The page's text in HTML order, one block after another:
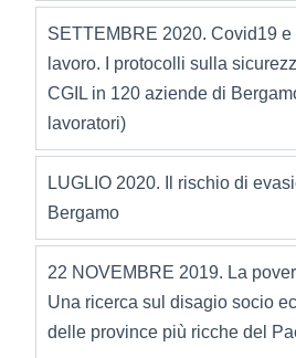
SETTEMBRE 2020. Covid19 e
lavoro. I protocolli sulla
CGIL in 120 aziende di
lavoratori)
LUGLIO 2020. Il rischio di
Bergamo
22 NOVEMBRE 2019. La
Una ricerca sul disagio socio
delle province più ricche del